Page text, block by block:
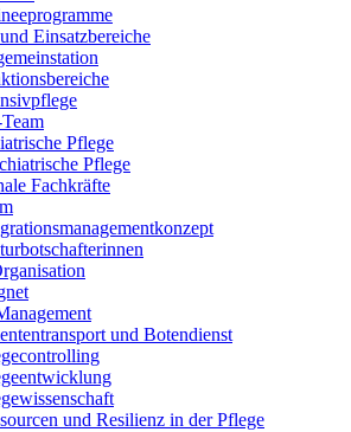
Einsatzbereiche
Pflege
Pflege
Fachkräfte
und Botendienst
und Resilienz in der Pflege